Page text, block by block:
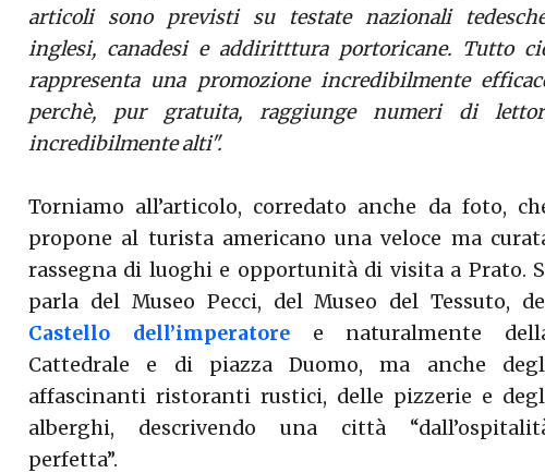
articoli sono previsti su testate nazionali
inglesi, canadesi e addiritttura portoricane. Tutto
rappresenta una promozione incredibilmente
perchè, pur gratuita, raggiunge numeri di
incredibilmente alti".
Torniamo all’articolo, corredato anche da foto,
propone al turista americano una veloce ma
rassegna di luoghi e opportunità di visita a Prato.
parla del Museo Pecci, del Museo del Tessuto,
Castello dell’imperatoree naturalmente
Cattedrale e di piazza Duomo, ma anche
affascinanti ristoranti rustici, delle pizzerie e
alberghi, descrivendo una città
perfetta”.